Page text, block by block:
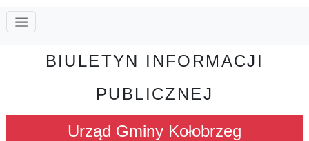
BIULETYN INFORMACJI
PUBLICZNEJ
Urząd Gminy Kołobrzeg